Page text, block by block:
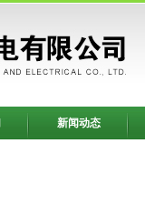
新闻动态